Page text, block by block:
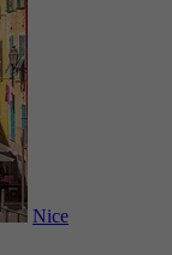
Nice